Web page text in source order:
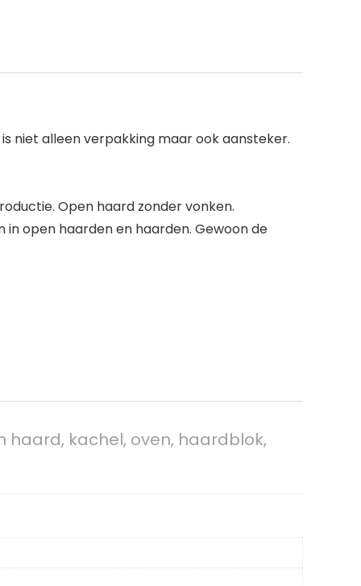
niet alleen verpakking maar ook aansteker.
Open haard zonder vonken.
open haarden en haarden. Gewoon de
haard, kachel, oven, haardblok,